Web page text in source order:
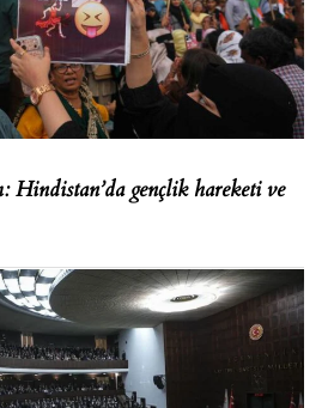
Hindistan’da gençlik hareketi ve